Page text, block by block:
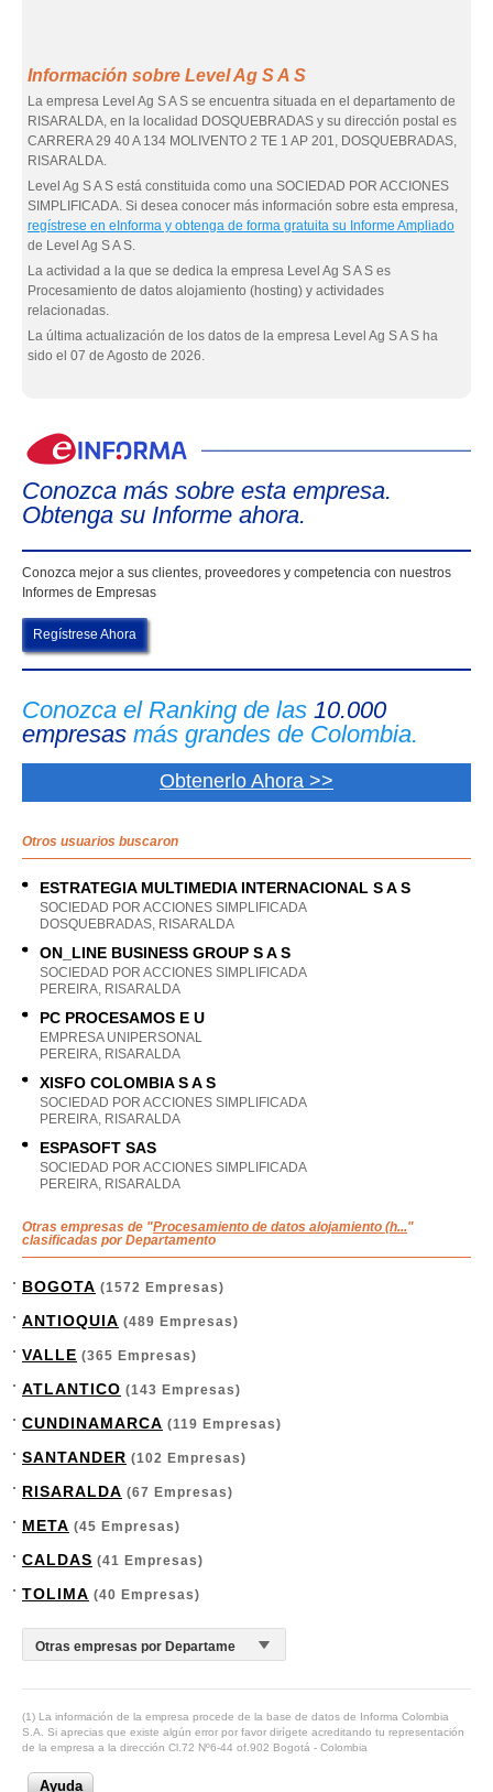
Información sobre Level Ag S A S
La empresa Level Ag S A S se encuentra situada en el departamento de
RISARALDA, en la localidad DOSQUEBRADAS y su dirección postal es
CARRERA 29 40 A 134 MOLIVENTO 2 TE 1 AP 201, DOSQUEBRADAS,
RISARALDA.
Level Ag S A S está constituida como una SOCIEDAD POR ACCIONES
SIMPLIFICADA. Si desea conocer más información sobre esta empresa,
regístrese en eInforma y obtenga de forma gratuita su Informe Ampliado
de Level Ag S A S.
La actividad a la que se dedica la empresa Level Ag S A S es
Procesamiento de datos alojamiento (hosting) y actividades
relacionadas.
La última actualización de los datos de la empresa Level Ag S A S ha
sido el 07 de Agosto de 2026.
Conozca más sobre esta empresa.
Obtenga su Informe ahora.
Conozca mejor a sus clientes, proveedores y competencia con nuestros
Informes de Empresas
Regístrese Ahora
Conozca el Ranking de las 10.000
empresas más grandes de Colombia.
Obtenerlo Ahora >>
Otros usuarios buscaron
ESTRATEGIA MULTIMEDIA INTERNACIONAL S A S
SOCIEDAD POR ACCIONES SIMPLIFICADA
DOSQUEBRADAS, RISARALDA
ON_LINE BUSINESS GROUP S A S
SOCIEDAD POR ACCIONES SIMPLIFICADA
PEREIRA, RISARALDA
PC PROCESAMOS E U
EMPRESA UNIPERSONAL
PEREIRA, RISARALDA
XISFO COLOMBIA S A S
SOCIEDAD POR ACCIONES SIMPLIFICADA
PEREIRA, RISARALDA
ESPASOFT SAS
SOCIEDAD POR ACCIONES SIMPLIFICADA
PEREIRA, RISARALDA
Otras empresas de "Procesamiento de datos alojamiento (h..."
clasificadas por Departamento
BOGOTA (1572 Empresas)
ANTIOQUIA (489 Empresas)
VALLE (365 Empresas)
ATLANTICO (143 Empresas)
CUNDINAMARCA (119 Empresas)
SANTANDER (102 Empresas)
RISARALDA (67 Empresas)
META (45 Empresas)
CALDAS (41 Empresas)
TOLIMA (40 Empresas)
(1) La información de la empresa procede de la base de datos de Informa Colombia
S.A. Si aprecias que existe algún error por favor dirígete acreditando tu representación
de la empresa a la dirección Cl.72 Nº6-44 of.902 Bogotá - Colombia
Ayuda